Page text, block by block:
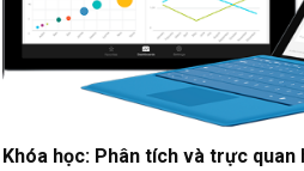
Khóa học: Phân tích và trực quan